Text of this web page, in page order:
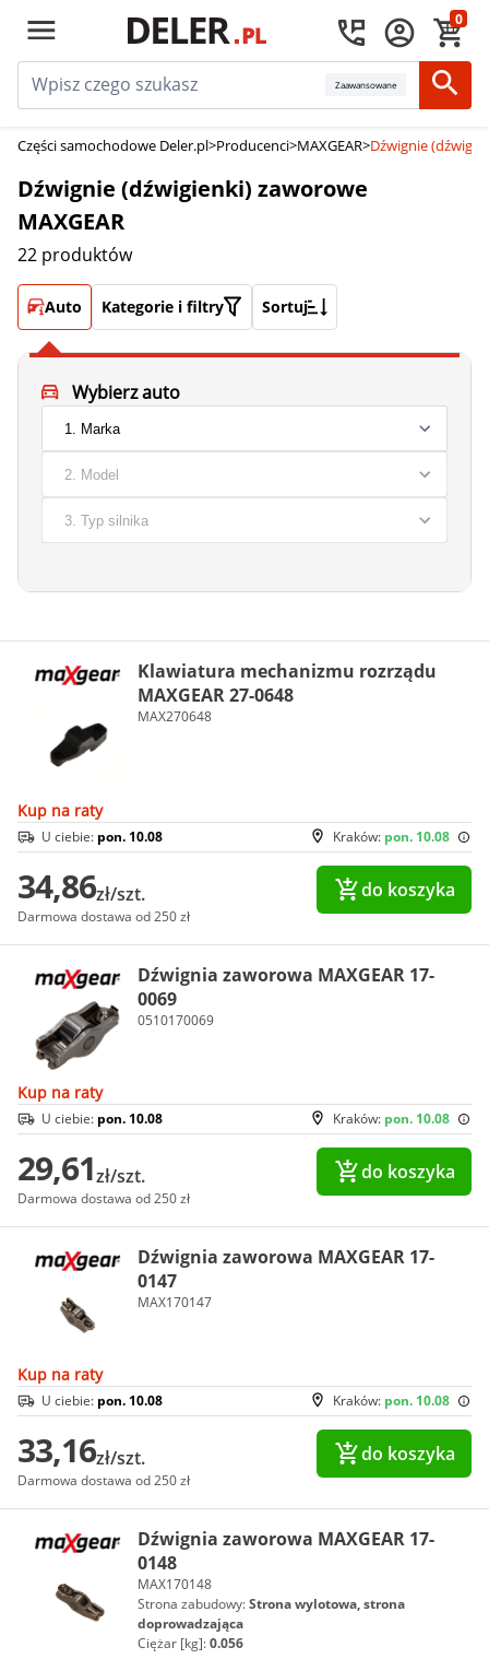
0
Zaawansowane
Części samochodowe Deler.pl>Producenci>MAXGEAR>Dźwignie
Dźwignie (dźwigienki) zaworowe
MAXGEAR
22 produktów
Auto Kategorie i filtry Sortuj
Wybierz auto
Klawiatura mechanizmu rozrządu
MAXGEAR 27-0648
MAX270648
Kup na raty
Kraków: pon. 10.08
U ciebie: pon. 10.08
34,86zł/szt.
Darmowa dostawa od 250 zł
do koszyka
Dźwignia zaworowa MAXGEAR 17-
0069
0510170069
Kup na raty
Kraków: pon. 10.08
U ciebie: pon. 10.08
29,61zł/szt.
Darmowa dostawa od 250 zł
do koszyka
Dźwignia zaworowa MAXGEAR 17-
0147
MAX170147
Kup na raty
Kraków: pon. 10.08
U ciebie: pon. 10.08
33,16zł/szt.
Darmowa dostawa od 250 zł
do koszyka
Dźwignia zaworowa MAXGEAR 17-
0148
MAX170148
Strona zabudowy:Strona wylotowa, strona
doprowadzająca
Ciężar [kg]:0.056